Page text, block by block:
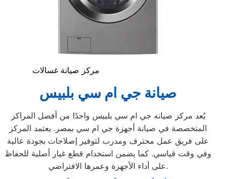
مركز صيانة غسالات
صيانة جي ام سي بلبيس
يُعد مركز صيانه جي ام سي بلبيس واحدًا من أفضل المراكز
المتخصصة في صيانة أجهزة جي ام سي بمصر. يعتمد المركز
على فريق عمل محترف ومدرب لتوفير إصلاحات بجودة عالية
وفي وقت قياسي. كما يضمن استخدام قطع غيار أصلية للحفاظ
على أداء الأجهزة وعمرها الافتراضي.